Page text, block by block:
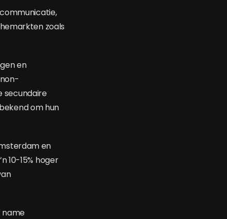
zoals
en
secundaire
om hun
en
10-15% hoger
name